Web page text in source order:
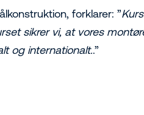
forklarer: ”
sikrer vi, at vores
og internationalt..”